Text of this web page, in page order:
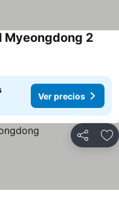
Myeongdong 2
Ver precios
Compartir